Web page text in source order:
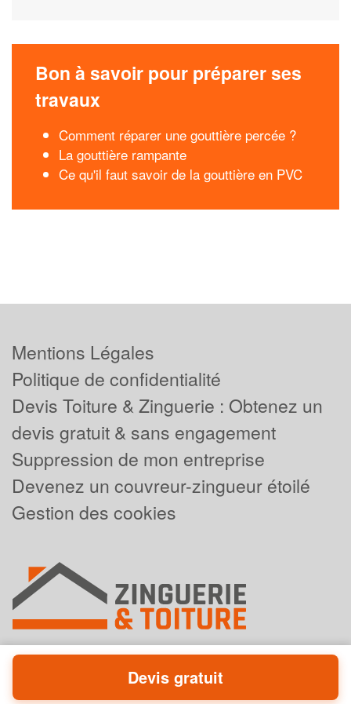
Bon à savoir pour préparer ses
travaux
Comment réparer une gouttière percée ?
La gouttière rampante
Ce qu'il faut savoir de la gouttière en PVC
Mentions Légales
Politique de confidentialité
Devis Toiture & Zinguerie : Obtenez un
devis gratuit & sans engagement
Suppression de mon entreprise
Devenez un couvreur-zingueur étoilé
Gestion des cookies
Powered byPlus que pro
Devis gratuit